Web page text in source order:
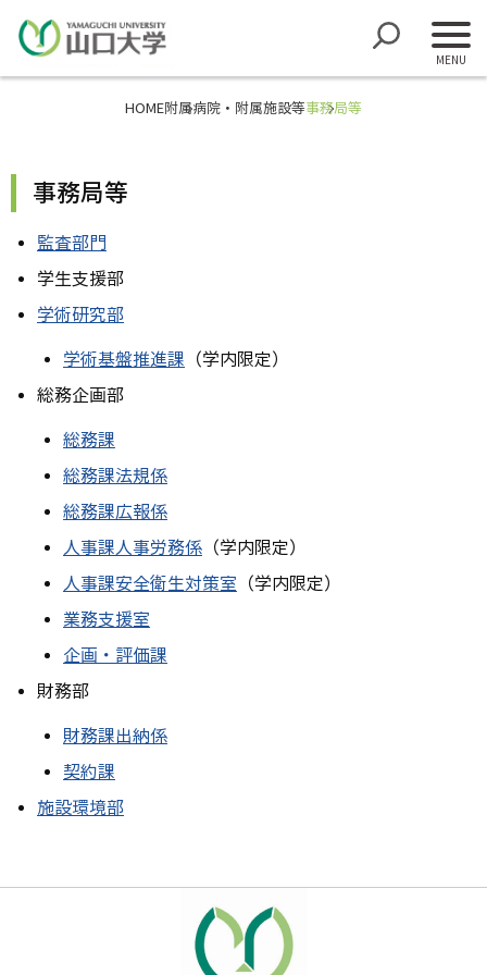
HOME附属病院・附属施設等事務局等
事務局等
監査部門
学生支援部
学術研究部
学術基盤推進課 （学内限定）
総務企画部
総務課
総務課法規係
総務課広報係
人事課人事労務係 （学内限定）
人事課安全衛生対策室 （学内限定）
業務支援室
企画・評価課
財務部
財務課出納係
契約課
施設環境部